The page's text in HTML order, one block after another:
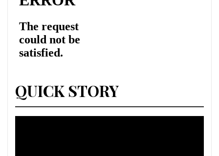
QUICK STORY